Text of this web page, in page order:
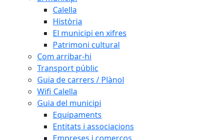
Calella
Història
El municipi en xifres
Patrimoni cultural
Com arribar-hi
Transport públic
Guia de carrers / Plànol
Wifi Calella
Guia del municipi
Equipaments
Entitats i associacions